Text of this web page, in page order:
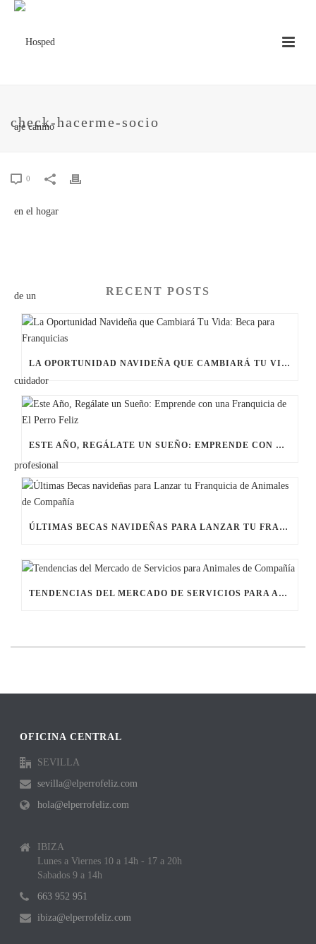
check-hacerme-socio
0
RECENT POSTS
LA OPORTUNIDAD NAVIDEÑA QUE CAMBIARÁ TU VIDA: BECA PARA FRANQUICIAS
ESTE AÑO, REGÁLATE UN SUEÑO: EMPRENDE CON UNA FRANQUICIA DE EL PERRO FELIZ
ÚLTIMAS BECAS NAVIDEÑAS PARA LANZAR TU FRANQUICIA DE ANIMALES DE COMPAÑÍA
TENDENCIAS DEL MERCADO DE SERVICIOS PARA ANIMALES DE COMPAÑÍA
OFICINA CENTRAL
SEVILLA
sevilla@elperrofeliz.com
hola@elperrofeliz.com
IBIZA
Lunes a Viernes 10 a 14h - 17 a 20h
Sabados 9 a 14h
663 952 951
ibiza@elperrofeliz.com